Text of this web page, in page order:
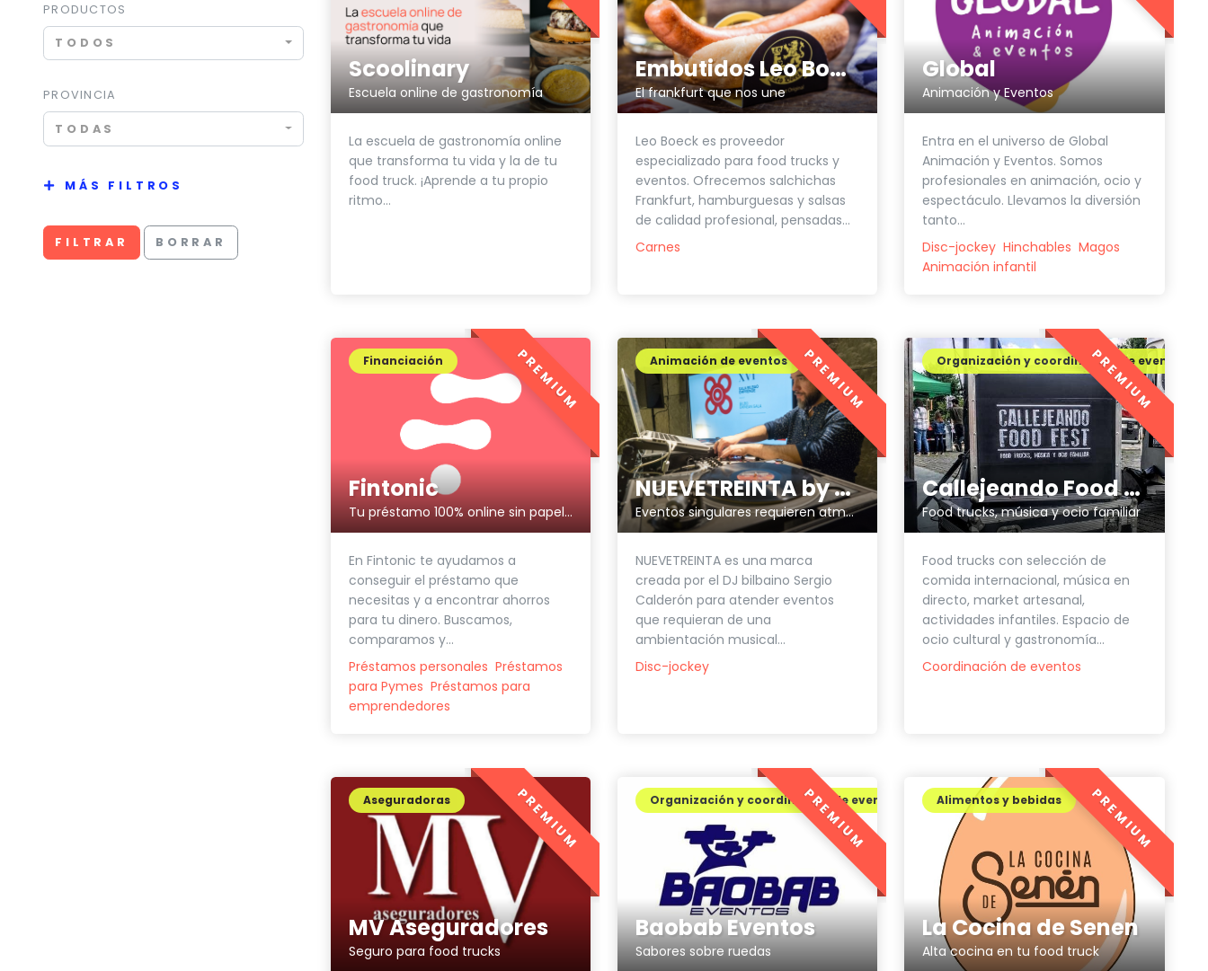
PRODUCTOS
TODOS
PROVINCIA
TODAS
MÁS FILTROS
FILTRAR BORRAR
Scoolinary
Escuela online de gastronomía
La escuela de gastronomía online
que transforma tu vida y la de tu
food truck. ¡Aprende a tu propio
ritmo...
Embutidos Leo Boeck
El frankfurt que nos une
Leo Boeck es proveedor
especializado para food trucks y
eventos. Ofrecemos salchichas
Frankfurt, hamburguesas y salsas
de calidad profesional, pensadas...
Carnes
Global
Animación y Eventos
Entra en el universo de Global
Animación y Eventos. Somos
profesionales en animación, ocio y
espectáculo. Llevamos la diversión
tanto...
Disc-jockey Hinchables Magos
Animación infantil
Fintonic
Tu préstamo 100% online sin papeleo
Financiación
En Fintonic te ayudamos a
conseguir el préstamo que
necesitas y a encontrar ahorros
para tu dinero. Buscamos,
comparamos y...
Préstamos personales Préstamos
para Pymes Préstamos para
emprendedores
PREMIUM
NUEVETREINTA by Sergio Calderón
Eventos singulares requieren atmósferas únicas.
Animación de eventos
NUEVETREINTA es una marca
creada por el DJ bilbaino Sergio
Calderón para atender eventos
que requieran de una
ambientación musical...
Disc-jockey
PREMIUM
Callejeando Food Fest
Food trucks, música y ocio familiar
Organización y coordinación de eventos
Food trucks con selección de
comida internacional, música en
directo, market artesanal,
actividades infantiles. Espacio de
ocio cultural y gastronomía...
Coordinación de eventos
PREMIUM
MV Aseguradores
Seguro para food trucks
Aseguradoras PREMIUM
Baobab Eventos
Sabores sobre ruedas
Organización y coordinación de eventos
PREMIUM
La Cocina de Senen
Alta cocina en tu food truck
Alimentos y bebidas PREMIUM